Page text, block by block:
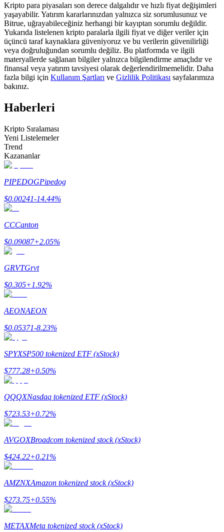
Kopya Tüccarı Olun
Kâr paylaşımı ve kopya ticaret komisyonlarının tadını çıkarın
Ticaret bilgileri vb. dahil olmak üzere büyük veri analizi.
Rehber
Kripto para piyasaları son derece dalgalıdır ve hızlı fiyat değişimleri
yaşayabilir. Yatırım kararlarınızdan yalnızca siz sorumlusunuz ve
Bitrue, uğrayabileceğiniz herhangi bir kayıptan sorumlu değildir.
Yukarıda listelenen kripto paralarla ilgili fiyat ve diğer veriler için
üçüncü taraf kaynaklara güveniyoruz ve bu verilerin güvenilirliği
veya doğruluğundan sorumlu değiliz. Bu platformda ve ilgili
materyallerde sağlanan bilgiler yalnızca bilgilendirme amaçlıdır ve
finansal veya yatırım tavsiyesi olarak değerlendirilmemelidir. Daha
fazla bilgi için Kullanım Şartları ve Gizlilik Politikası sayfalarımıza
bakınız.
Haberleri
Kripto Sıralaması
Yeni Listelemeler
Trend
Kazananlar
PIPEDOGPipedog
$0.00241-14.44%
CCCanton
$0.09087+2.05%
GRVTGrvt
$0.305+1.92%
AEONAEON
$0.05371-8.23%
SPYXSP500 tokenized ETF (xStock)
$777.28+0.50%
QQQXNasdaq tokenized ETF (xStock)
$723.53+0.72%
AVGOXBroadcom tokenized stock (xStock)
$424.22+0.21%
AMZNXAmazon tokenized stock (xStock)
$273.75+0.55%
METAXMeta tokenized stock (xStock)